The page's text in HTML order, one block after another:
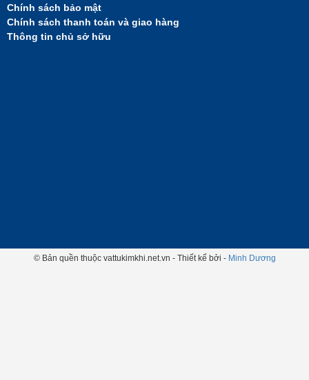
Chính sách bảo mật
Chính sách thanh toán và giao hàng
Thông tin chủ sở hữu
© Bản quền thuộc vattukimkhi.net.vn - Thiết kế bởi - Minh Dương